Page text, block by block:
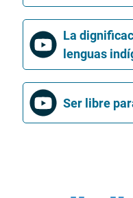
La
lenguas
Ser libre